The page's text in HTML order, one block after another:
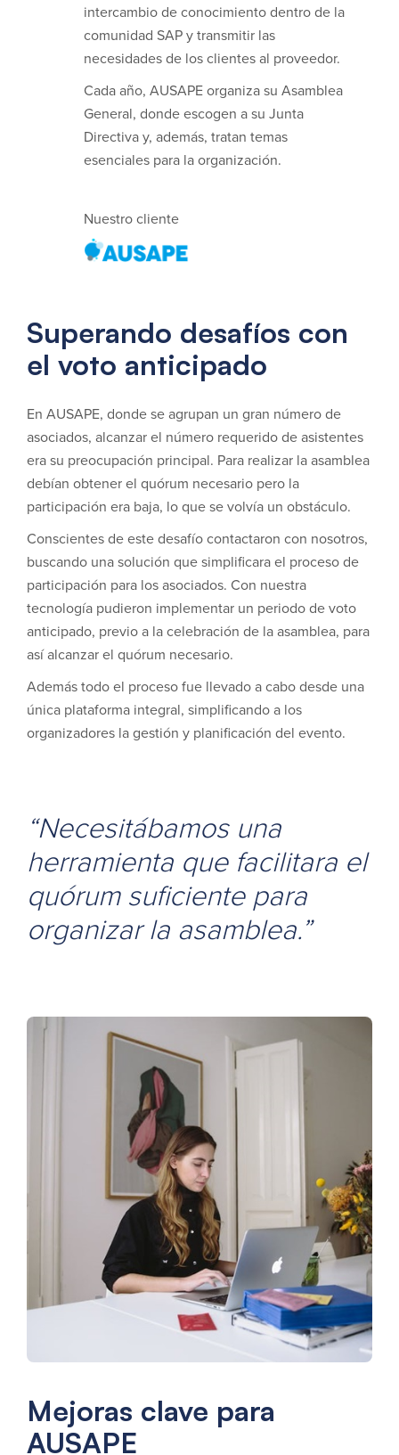
intercambio de conocimiento dentro de la
comunidad SAP y transmitir las
necesidades de los clientes al proveedor.
Cada año, AUSAPE organiza su Asamblea
General, donde escogen a su Junta
Directiva y, además, tratan temas
esenciales para la organización.
Nuestro cliente
Superando desafíos con
el voto anticipado
En AUSAPE, donde se agrupan un gran número de
asociados, alcanzar el número requerido de asistentes
era su preocupación principal. Para realizar la asamblea
debían obtener el quórum necesario pero la
participación era baja, lo que se volvía un obstáculo.
Conscientes de este desafío contactaron con nosotros,
buscando una solución que simplificara el proceso de
participación para los asociados. Con nuestra
tecnología pudieron implementar un periodo de voto
anticipado, previo a la celebración de la asamblea, para
así alcanzar el quórum necesario.
Además todo el proceso fue llevado a cabo desde una
única plataforma integral, simplificando a los
organizadores la gestión y planificación del evento.
“Necesitábamos una
herramienta que facilitara el
quórum suficiente para
organizar la asamblea.”
Mejoras clave para
AUSAPE